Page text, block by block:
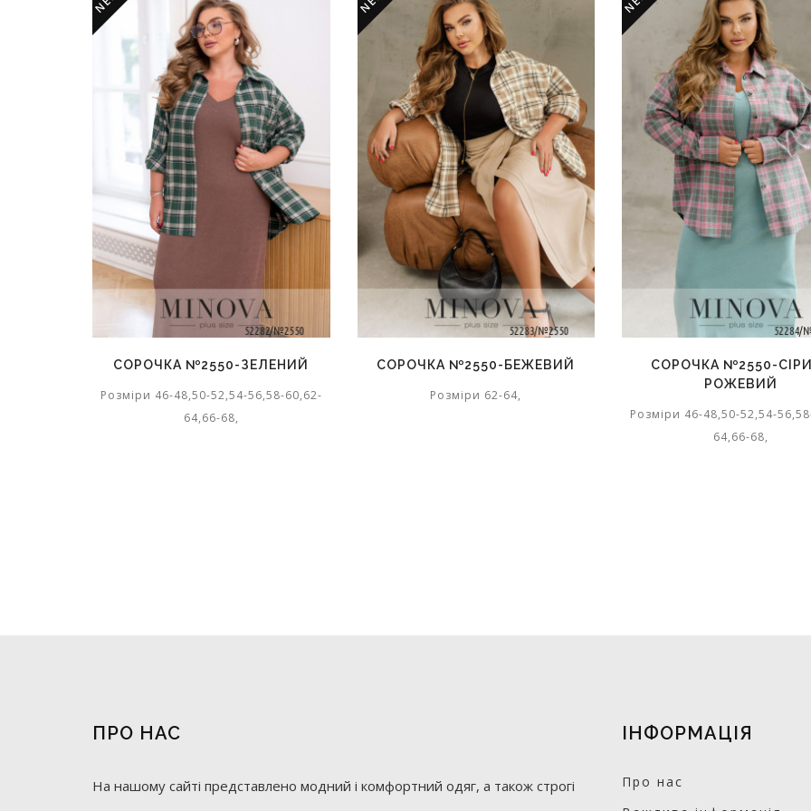
СОРОЧКА №2550-ЗЕЛЕНИЙ
Розміри 46-48,50-52,54-56,58-60,62-
64,66-68,
СОРОЧКА №2550-БЕЖЕВИЙ
Розміри 62-64,
СОРОЧКА №2550-
РОЖЕВИЙ
Розміри 46-48,50-52,54-
64,66-68,
ПРО НАС
На нашому сайті представлено модний і комфортний одяг, а також строгі
ІНФОРМАЦІЯ
Про нас